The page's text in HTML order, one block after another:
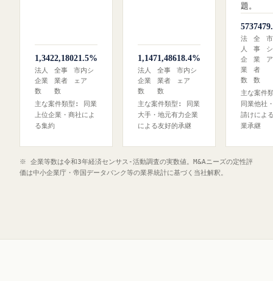
1,342
法人
企業
数
2,180
全事
業者
数
21.5%
市内シ
ェア
主な案件類型: 同業
上位企業・商社によ
る集約
1,147
法人
企業
数
1,486
全事
業者
数
18.4%
市内シ
ェア
主な案件類型: 同業
大手・地元有力企業
による友好的承継
題。
573
法
人
企
業
数
747
全
事
業
者
数
ア
主な案件
同業他社
請けによ
業承継
※ 企業等数は令和3年経済センサス‐活動調査の実数値。M&Aニーズの定性評
価は中小企業庁・帝国データバンク等の業界統計に基づく当社解釈。